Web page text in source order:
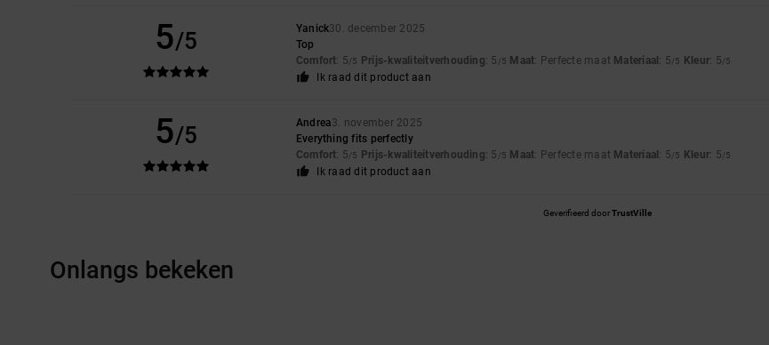
5/5 Yanick30. december 2025
Top
Comfort: 5/5 Prijs-kwaliteitverhouding: 5 /5 Maat: Perfecte maat Materiaal : 5/5 Kleur: 5/5
Ik raad dit product aan
5/5 Andrea3. november 2025
Everything fits perfectly
Comfort: 5/5 Prijs-kwaliteitverhouding: 5 /5 Maat: Perfecte maat Materiaal : 5/5 Kleur: 5/5
Ik raad dit product aan
Geverifieerd doorTrustVille
Onlangs bekeken